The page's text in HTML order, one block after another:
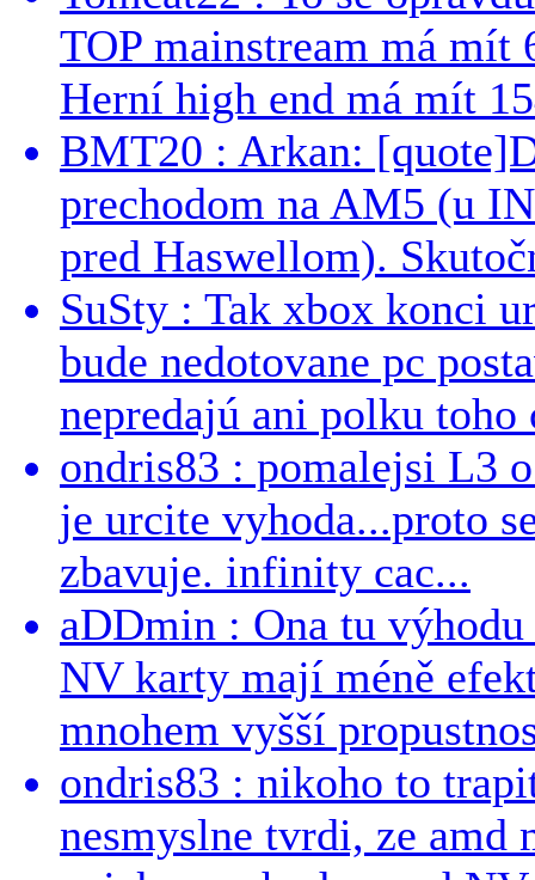
TOP mainstream má
Herní high end má mít
BMT20 : Arkan:
prechodom na AM5 (u
pred Haswellom).
SuSty : Tak xbox konci
bude nedotovane pc
nepredajú ani polku toho
ondris83 : pomalejsi L3
je urcite vyhoda...proto
zbavuje. infinity cac...
aDDmin : Ona tu
NV karty mají méně
mnohem vyšší
ondris83 : nikoho to
nesmyslne tvrdi, ze